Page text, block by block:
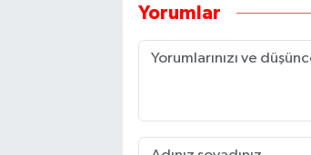
Yorumlar